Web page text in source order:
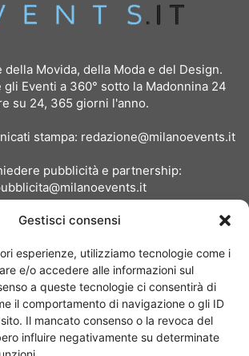
Gestisci consensi
esperienze, utilizziamo tecnologie come i
e/o accedere alle informazioni sul
a queste tecnologie ci consentirà di
il comportamento di navigazione o gli ID
Il mancato consenso o la revoca del
influire negativamente su determinate
della Movida, della Moda e del Design.
Eventi a 360° sotto la Madonnina 24
su 24, 365 giorni l'anno.
stampa: redazione@milanoevents.it
pubblicità e partnership:
Clienti